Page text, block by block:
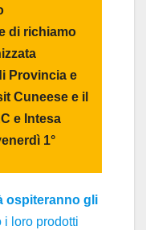
di richiamo
Provincia e
Cuneese e il
e Intesa
1°
ospiteranno gli
i loro prodotti